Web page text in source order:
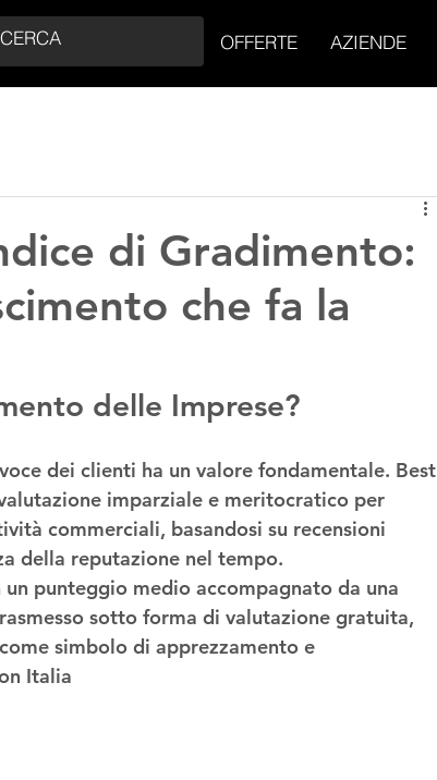
OFFERTE AZIENDE
di Gradimento:
che fa la
delle Imprese?
dei clienti ha un valore fondamentale. Best
imparziale e meritocratico per
commerciali, basandosi su recensioni
della reputazione nel tempo.
punteggio medio accompagnato da una
sotto forma di valutazione gratuita,
simbolo di apprezzamento e
Italia